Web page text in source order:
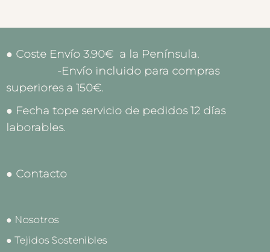
● Coste Envío 3.90€ a la Península.
-Envío incluido para compras
superiores a 150€.
● Fecha tope servicio de pedidos 12 días
laborables.
● Contacto
● Nosotros
● Tejidos Sostenibles